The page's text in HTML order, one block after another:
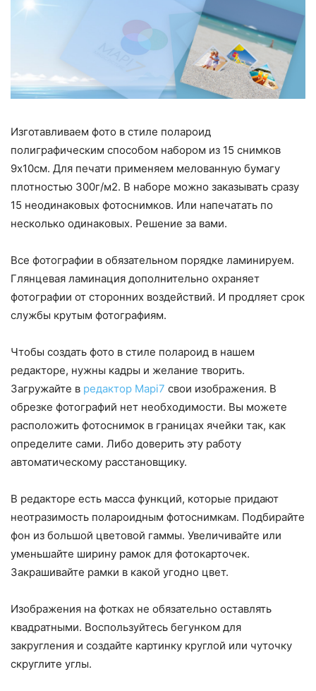
Изготавливаем фото в стиле полароид
полиграфическим способом набором из 15 снимков
9х10см. Для печати применяем мелованную бумагу
плотностью 300г/м2. В наборе можно заказывать сразу
15 неодинаковых фотоснимков. Или напечатать по
несколько одинаковых. Решение за вами.
Все фотографии в обязательном порядке ламинируем.
Глянцевая ламинация дополнительно охраняет
фотографии от сторонних воздействий. И продляет срок
службы крутым фотографиям.
Чтобы создать фото в стиле полароид в нашем
редакторе, нужны кадры и желание творить.
Загружайте в редактор Mapi7 свои изображения. В
обрезке фотографий нет необходимости. Вы можете
расположить фотоснимок в границах ячейки так, как
определите сами. Либо доверить эту работу
автоматическому расстановщику.
В редакторе есть масса функций, которые придают
неотразимость полароидным фотоснимкам. Подбирайте
фон из большой цветовой гаммы. Увеличивайте или
уменьшайте ширину рамок для фотокарточек.
Закрашивайте рамки в какой угодно цвет.
Изображения на фотках не обязательно оставлять
квадратными. Воспользуйтесь бегунком для
закругления и создайте картинку круглой или чуточку
скруглите углы.